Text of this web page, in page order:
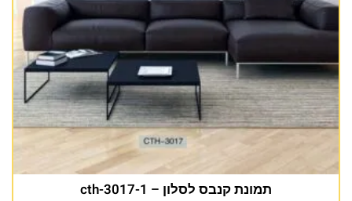
תמונת קנבס לסלון – cth-3017-1